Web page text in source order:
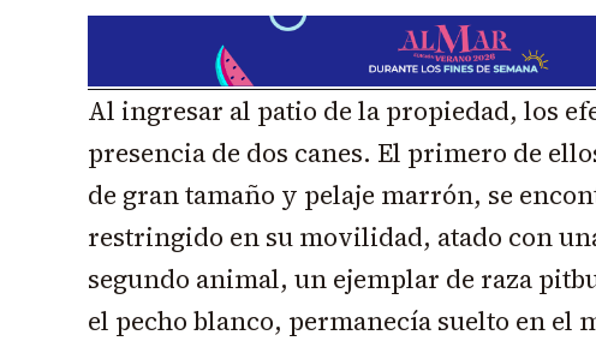
Al ingresar al patio de la propiedad, los
presencia de dos canes. El primero de
de gran tamaño y pelaje marrón, se
restringido en su movilidad, atado con
segundo animal, un ejemplar de raza
el pecho blanco, permanecía suelto en el